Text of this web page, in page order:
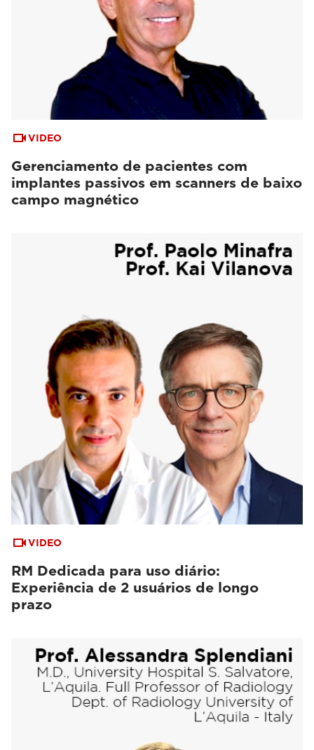
VIDEO
Gerenciamento de pacientes com
implantes passivos em scanners de baixo
campo magnético
VIDEO
RM Dedicada para uso diário:
Experiência de 2 usuários de longo
prazo